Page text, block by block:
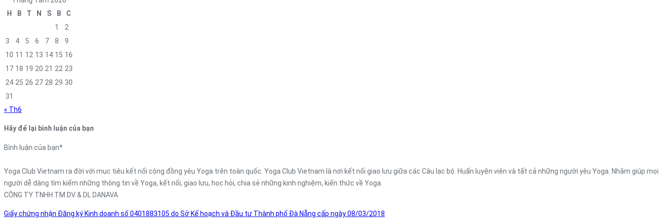
H
B T N S B
C
1
2
3
4 5 6 7 8
9
10 11 12 13 14 15 16
17 18 19 20 21 22 23
24 25 26 27 28 29 30
31
« Th6
Hãy để lại bình luận của bạn
Bình luận của bạn*
Yoga Club Vietnam ra đời với mục tiêu kết nối cộng đồng yêu Yoga trên toàn quốc. Yoga Club Vietnam là nơi kết nối giao lưu giữa các Câu lạc bộ. Huấn luyện viên và tất cả những người yêu Yoga. Nhằm giúp mọi
người dễ dàng tìm kiếm những thông tin về Yoga, kết nối, giao lưu, học hỏi, chia sẻ những kinh nghiệm, kiến thức về Yoga.
CÔNG TY TNHH TM DV & DL DANAVA
Giấy chứng nhận Đăng ký Kinh doanh số 0401883105 do Sở Kế hoạch và Đầu tư Thành phố Đà Nẵng cấp ngày 08/03/2018